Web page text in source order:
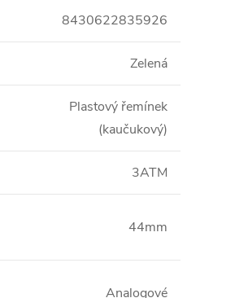
8430622835926
Zelená
Plastový řemínek
(kaučukový)
3ATM
44mm
Analogové